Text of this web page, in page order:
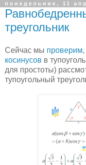
понедельник, 11
треугольник
Сейчас мы проверим
косинусов в
для простоты)
тупоугольный